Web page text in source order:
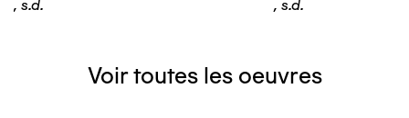
, s.d.
, s.d.
Voir toutes les oeuvres